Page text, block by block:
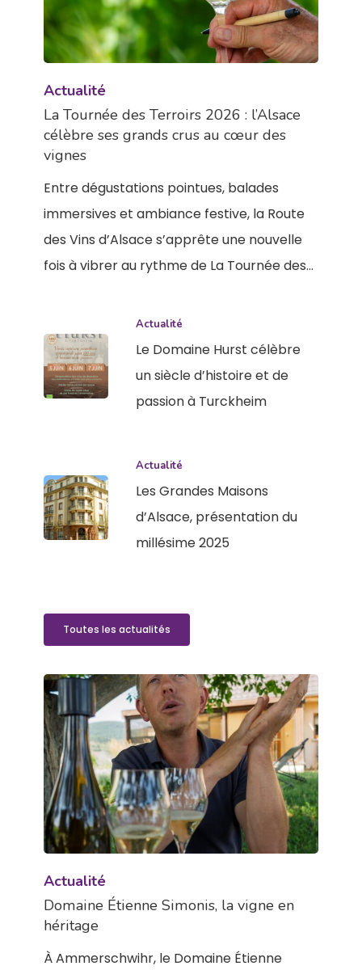
Actualité
La Tournée des Terroirs 2026 : l’Alsace
célèbre ses grands crus au cœur des
vignes
Entre dégustations pointues, balades
immersives et ambiance festive, la Route
des Vins d’Alsace s’apprête une nouvelle
fois à vibrer au rythme de La Tournée des…
Actualité
Le Domaine Hurst célèbre
un siècle d’histoire et de
passion à Turckheim
Actualité
Les Grandes Maisons
d’Alsace, présentation du
millésime 2025
Toutes les actualités
Actualité
Domaine Étienne Simonis, la vigne en
héritage
À Ammerschwihr, le Domaine Étienne